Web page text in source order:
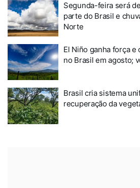
Segunda-feira será
parte do Brasil e
Norte
El Niño ganha força
no Brasil em agosto;
Brasil cria sistema
recuperação da